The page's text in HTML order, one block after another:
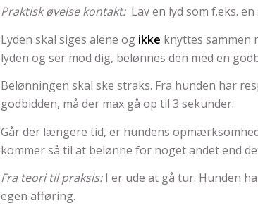
Praktisk øvelse kontakt:Lav en lyd som f.eks. en
Lyden skal siges alene og ikke knyttes sammen
lyden og ser mod dig, belønnes den med en
Belønningen skal ske straks. Fra hunden har
godbidden, må der max gå op til 3 sekunder.
Går der længere tid, er hundens
kommer så til at belønne for noget andet end
Fra teori til praksis:I er ude at gå tur. Hunden
egen afføring.